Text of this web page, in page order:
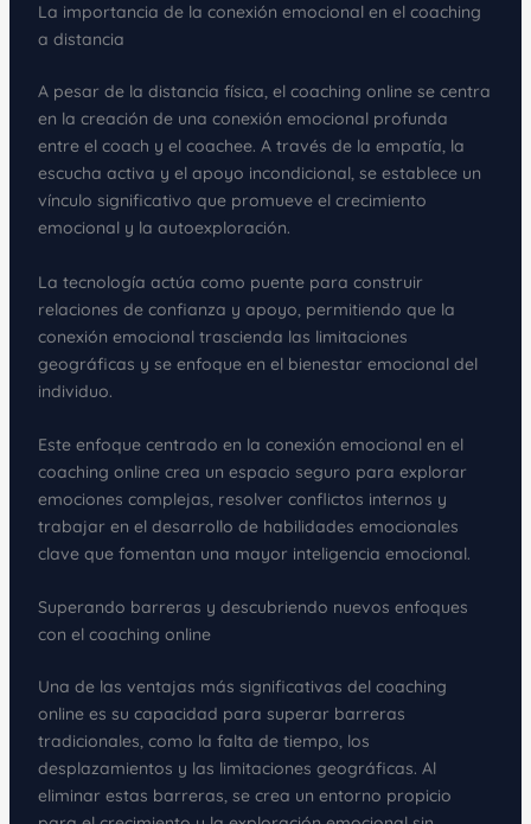
La importancia de la conexión emocional en el coaching
a distancia
A pesar de la distancia física, el coaching online se centra
en la creación de una conexión emocional profunda
entre el coach y el coachee. A través de la empatía, la
escucha activa y el apoyo incondicional, se establece un
vínculo significativo que promueve el crecimiento
emocional y la autoexploración.
La tecnología actúa como puente para construir
relaciones de confianza y apoyo, permitiendo que la
conexión emocional trascienda las limitaciones
geográficas y se enfoque en el bienestar emocional del
individuo.
Este enfoque centrado en la conexión emocional en el
coaching online crea un espacio seguro para explorar
emociones complejas, resolver conflictos internos y
trabajar en el desarrollo de habilidades emocionales
clave que fomentan una mayor inteligencia emocional.
Superando barreras y descubriendo nuevos enfoques
con el coaching online
Una de las ventajas más significativas del coaching
online es su capacidad para superar barreras
tradicionales, como la falta de tiempo, los
desplazamientos y las limitaciones geográficas. Al
eliminar estas barreras, se crea un entorno propicio